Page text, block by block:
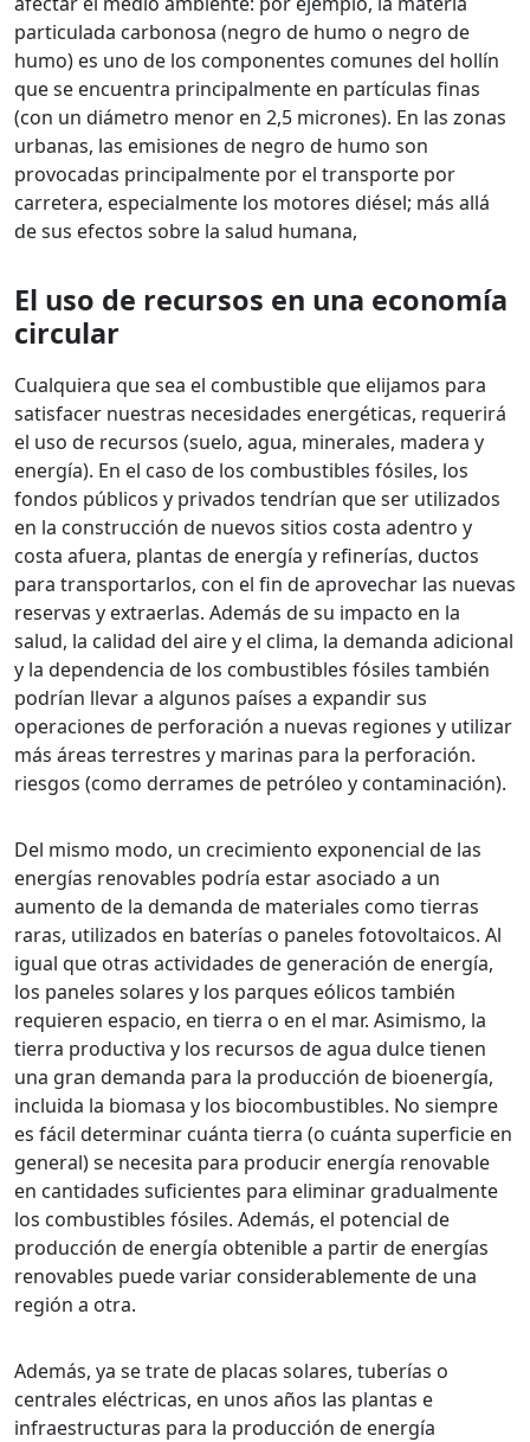
particulada carbonosa (negro de humo o negro de
humo) es uno de los componentes comunes del hollín
que se encuentra principalmente en partículas finas
(con un diámetro menor en 2,5 micrones). En las zonas
urbanas, las emisiones de negro de humo son
provocadas principalmente por el transporte por
carretera, especialmente los motores diésel; más allá
de sus efectos sobre la salud humana,
El uso de recursos en una economía
circular
Cualquiera que sea el combustible que elijamos para
satisfacer nuestras necesidades energéticas, requerirá
el uso de recursos (suelo, agua, minerales, madera y
energía). En el caso de los combustibles fósiles, los
fondos públicos y privados tendrían que ser utilizados
en la construcción de nuevos sitios costa adentro y
costa afuera, plantas de energía y refinerías, ductos
para transportarlos, con el fin de aprovechar las nuevas
reservas y extraerlas. Además de su impacto en la
salud, la calidad del aire y el clima, la demanda adicional
y la dependencia de los combustibles fósiles también
podrían llevar a algunos países a expandir sus
operaciones de perforación a nuevas regiones y utilizar
más áreas terrestres y marinas para la perforación.
riesgos (como derrames de petróleo y contaminación).
Del mismo modo, un crecimiento exponencial de las
energías renovables podría estar asociado a un
aumento de la demanda de materiales como tierras
raras, utilizados en baterías o paneles fotovoltaicos. Al
igual que otras actividades de generación de energía,
los paneles solares y los parques eólicos también
requieren espacio, en tierra o en el mar. Asimismo, la
tierra productiva y los recursos de agua dulce tienen
una gran demanda para la producción de bioenergía,
incluida la biomasa y los biocombustibles. No siempre
es fácil determinar cuánta tierra (o cuánta superficie en
general) se necesita para producir energía renovable
en cantidades suficientes para eliminar gradualmente
los combustibles fósiles. Además, el potencial de
producción de energía obtenible a partir de energías
renovables puede variar considerablemente de una
región a otra.
Además, ya se trate de placas solares, tuberías o
centrales eléctricas, en unos años las plantas e
infraestructuras para la producción de energía